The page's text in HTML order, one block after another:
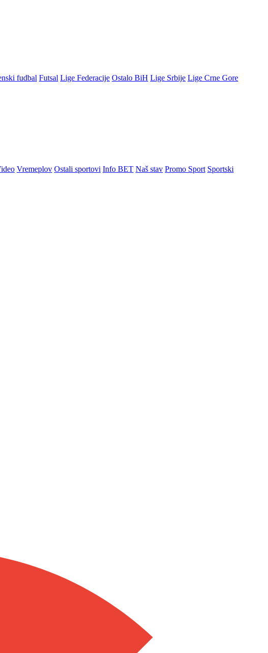
fudbal Futsal Lige Federacije Ostalo BiH Lige Srbije Lige Crne Gore
Vremeplov Ostali sportovi Info BET Naš stav Promo Sport Sportski